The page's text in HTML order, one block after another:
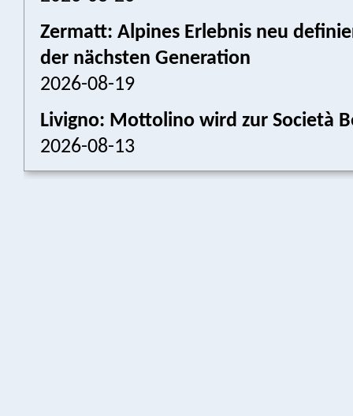
Zermatt: Alpines Erlebnis neu
der nächsten Generation
2026-08-19
Livigno: Mottolino wird zur Società
2026-08-13